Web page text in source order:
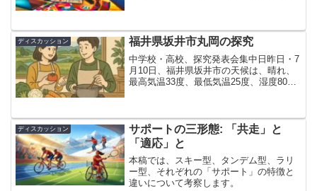
語でbrandrと呼...
ディスカッション 福井県坂井市丸岡の探究
中学校・高校、探究発表会集中日昨日・7
月10日、福井県坂井市の天候は、晴れ、
最高気温33度、最低気温25度、湿度80%
れました。とも...
ディスカッション
サポートの三形態: 「共走」と
「適応」と
本稿では、スキー型、タンデム型、ラリ
ー型、それぞれの「サポート」の特徴と
違いについて考察します。